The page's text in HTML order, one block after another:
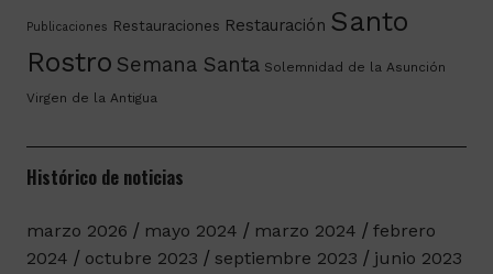
Publicaciones Restauraciones Restauración Santo
Rostro Semana Santa Solemnidad de la Asunción
Virgen de la Antigua
Histórico de noticias
marzo 2026 mayo 2024 marzo 2024
febrero
2024
octubre 2023 septiembre 2023
junio 2023